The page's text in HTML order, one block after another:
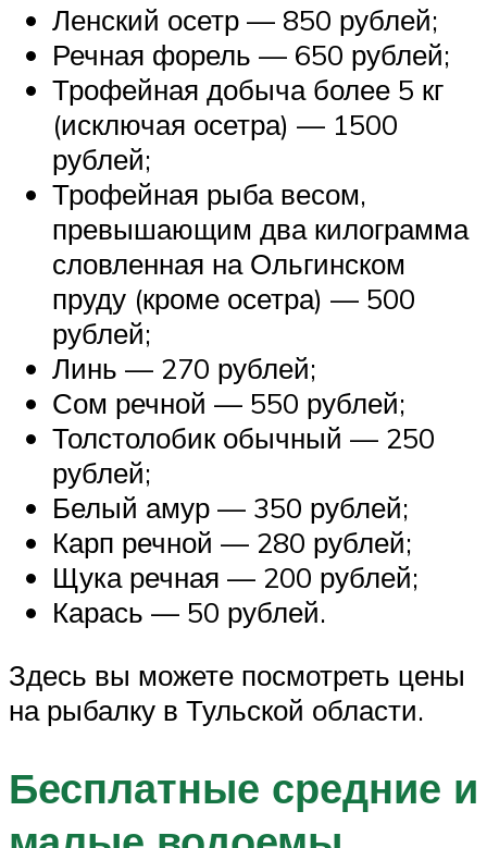
Ленский осетр — 850 рублей;
Речная форель — 650 рублей;
Трофейная добыча более 5 кг
(исключая осетра) — 1500
рублей;
Трофейная рыба весом,
превышающим два килограмма
словленная на Ольгинском
пруду (кроме осетра) — 500
рублей;
Линь — 270 рублей;
Сом речной — 550 рублей;
Толстолобик обычный — 250
рублей;
Белый амур — 350 рублей;
Карп речной — 280 рублей;
Щука речная — 200 рублей;
Карась — 50 рублей.
Здесь вы можете посмотреть цены
на рыбалку в Тульской области.
Бесплатные средние и